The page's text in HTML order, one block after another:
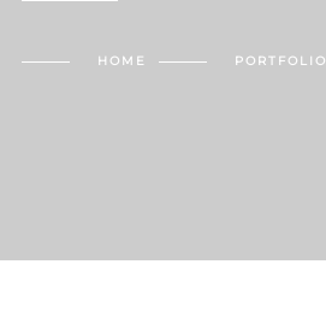
HOME PORTFOLIO